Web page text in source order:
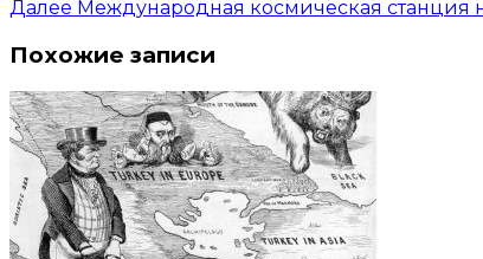
Далее Международная космическая станция
Похожие записи